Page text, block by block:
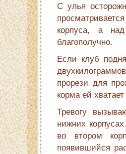
С улья
корпуса, а
благополучно.
Если клуб
прорези для
корма ей
Тревогу
нижних
во втором
появившийся